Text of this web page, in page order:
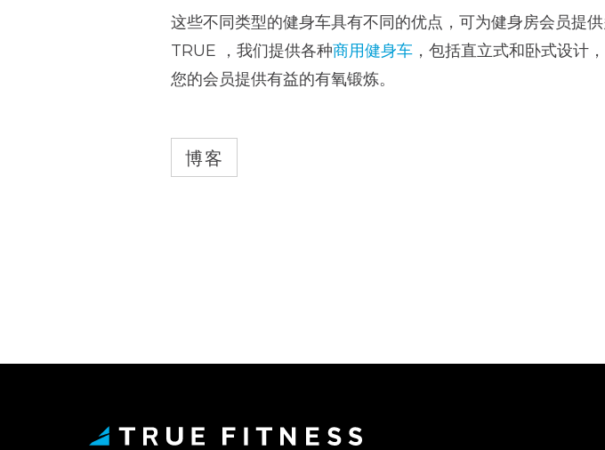
这些不同类型的健身车具有不同的优点，可为健身房会员提
TRUE ，我们提供各种商用健身车 ，包括直立式和卧式设计
您的会员提供有益的有氧锻炼。
博客